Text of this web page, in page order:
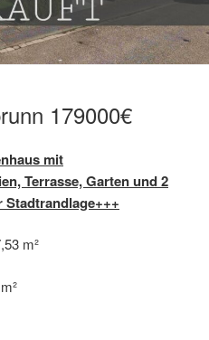
179000€
mit
Terrasse, Garten und 2
m²